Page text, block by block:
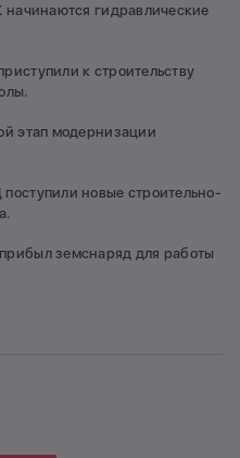
начинаются гидравлические
к строительству
этап модернизации
новые строительно-
земснаряд для работы